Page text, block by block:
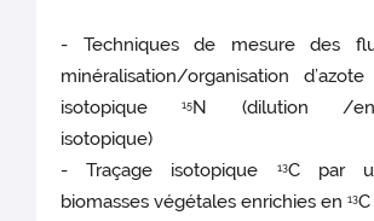
- Techniques de mesure des
minéralisation/organisation
isotopique15N (dilution /
isotopique)
- Traçage isotopique
13C par
biomasses végétales enrichies en13C